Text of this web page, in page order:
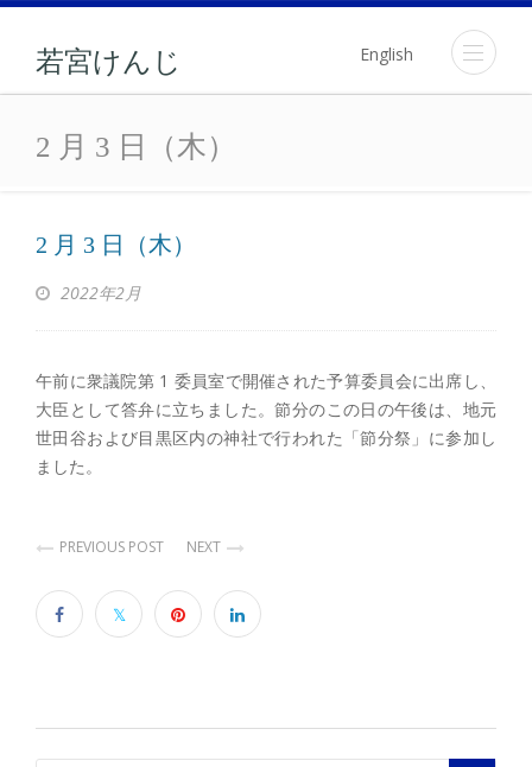
若宮けんじ English
2 月 3 日（木）
2 月 3 日（木）
2 月 3 日（木）
2022年2月
午前に衆議院第 1 委員室で開催された予算委員会に出席し、
大臣として答弁に立ちました。節分のこの日の午後は、地元
世田谷および目黒区内の神社で行われた「節分祭」に参加し
ました。
PREVIOUS POST NEXT